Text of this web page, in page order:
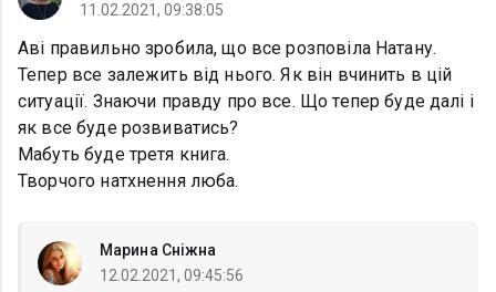
11.02.2021, 09:38:05
Аві правильно зробила, що все розповіла Натану.
Тепер все залежить від нього. Як він вчинить в цій
ситуації. Знаючи правду про все. Що тепер буде далі і
як все буде розвиватись?
Мабуть буде третя книга.
Творчого натхнення люба.
Марина Сніжна
12.02.2021, 09:45:56